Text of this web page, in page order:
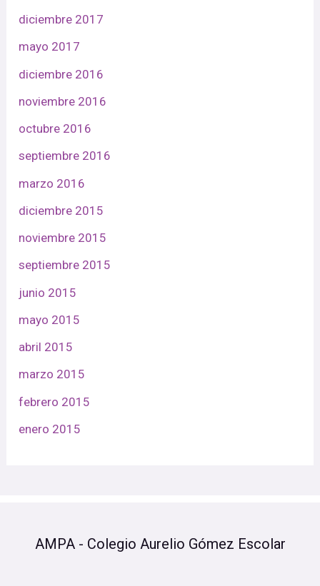
diciembre 2017
mayo 2017
diciembre 2016
noviembre 2016
octubre 2016
septiembre 2016
marzo 2016
diciembre 2015
noviembre 2015
septiembre 2015
junio 2015
mayo 2015
abril 2015
marzo 2015
febrero 2015
enero 2015
AMPA - Colegio Aurelio Gómez Escolar